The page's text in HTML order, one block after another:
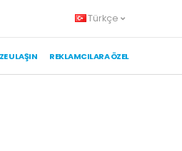
Türkçe
ULAŞIN REKLAMCILARA ÖZEL